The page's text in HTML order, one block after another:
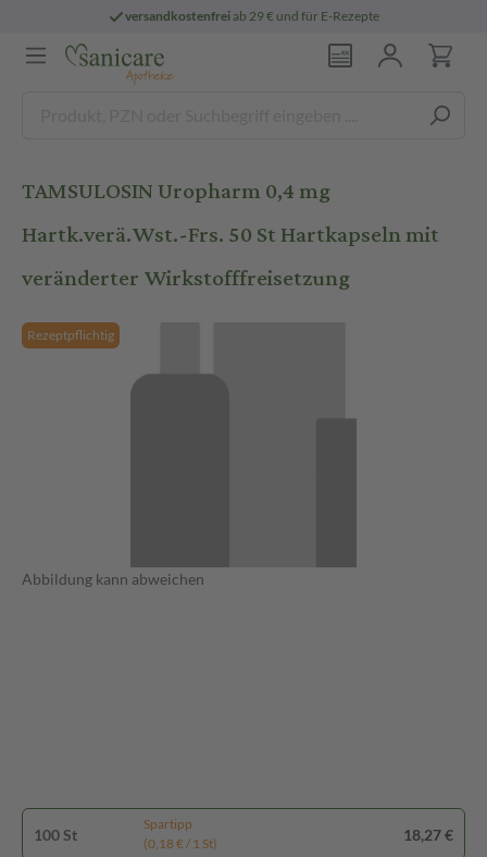
versandkostenfreiab 29 € und für E-Rezepte
TAMSULOSIN Uropharm 0,4 mg
Hartk.verä.Wst.-Frs. 50 St Hartkapseln mit
veränderter Wirkstofffreisetzung
Rezeptpflichtig
Abbildung kann abweichen
100 St
Spartipp
(0,18 € / 1 St)
18,27 €